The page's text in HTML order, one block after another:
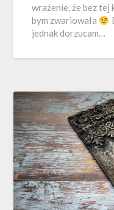
wrażenie, że bez
bym zwariowała
jednak dorzucam…